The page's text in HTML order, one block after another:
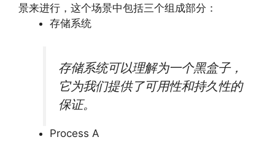
景来进行，这个场景中包括三个组成部分：
存储系统
存储系统可以理解为一个黑盒子，
它为我们提供了可用性和持久性的
保证。
Process A